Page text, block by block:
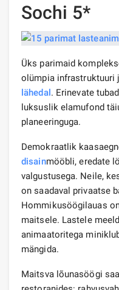
Sochi 5*
Üks parimaid
olümpia infrastruktuuri
lähedal. Erinevate
luksuslik elamufond
planeeringuga.
Demokraatlik
disainmööbli, eredate
valgustusega. Neile,
on saadaval privaatse
Hommikusöögilauas
maitsele. Lastele
animaatoritega
mängida.
Maitsva lõunasöögi